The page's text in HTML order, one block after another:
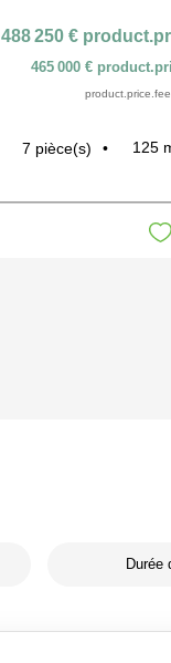
488 250 €
465 000 €
7 pièce(s) 125
Durée